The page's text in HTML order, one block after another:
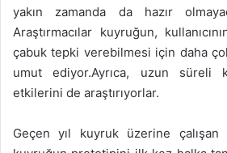
yakın zamanda da hazır
Araştırmacılar kuyruğun,
çabuk tepki verebilmesi için daha
umut ediyor.Ayrıca, uzun süreli
etkilerini de araştırıyorlar.
Geçen yıl kuyruk üzerine